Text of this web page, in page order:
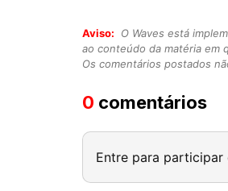
Aviso:
O Waves está
ao conteúdo da matéria em
Os comentários postados
0 comentários
Entre para participar